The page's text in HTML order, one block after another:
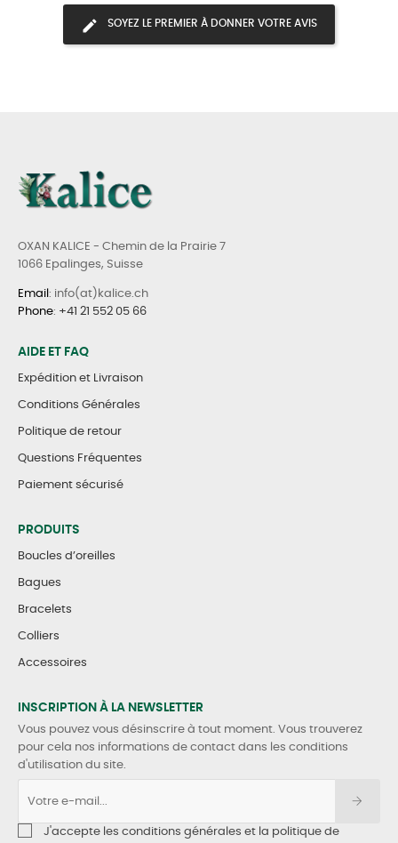
SOYEZ LE PREMIER À DONNER VOTRE AVIS
OXAN KALICE - Chemin de la Prairie 7
1066 Epalinges, Suisse
Email : info(at)kalice.ch
Phone: +41 21 552 05 66
AIDE ET FAQ
Expédition et Livraison
Conditions Générales
Politique de retour
Questions Fréquentes
Paiement sécurisé
PRODUITS
Boucles d’oreilles
Bagues
Bracelets
Colliers
Accessoires
INSCRIPTION À LA NEWSLETTER
Vous pouvez vous désinscrire à tout moment. Vous trouverez
pour cela nos informations de contact dans les conditions
d'utilisation du site.
J'accepte les conditions générales et la politique de